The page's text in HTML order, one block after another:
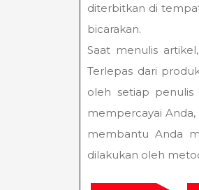
diterbitkan di
bicarakan.
Saat menulis
Terlepas dari
oleh setiap
mempercayai
membantu Anda
dilakukan oleh